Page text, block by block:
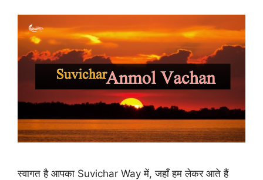
स्वागत है आपका Suvichar Way में, जहाँ हम लेकर आते हैं